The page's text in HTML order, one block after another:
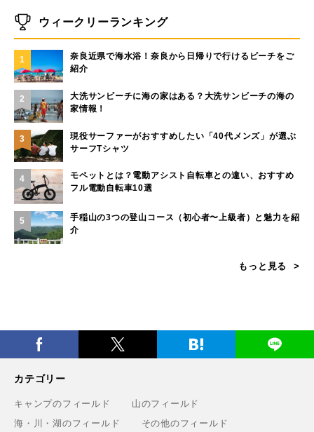
ウィークリーランキング
1
奈良近県で海水浴！奈良から日帰りで行けるビーチをご
紹介
2
大洗サンビーチに海の家はある？大洗サンビーチの海の
家情報！
3
現役サーファーがおすすめしたい「40代メンズ」が選ぶ
サーフTシャツ
4
モペットとは？電動アシスト自転車との違い、おすすめ
フル電動自転車10選
5
手稲山の3つの登山コース（初心者〜上級者）と魅力を紹
介
もっと見る
カテゴリー
キャンプのフィールド
山のフィールド
海・川・湖のフィールド
その他のフィールド